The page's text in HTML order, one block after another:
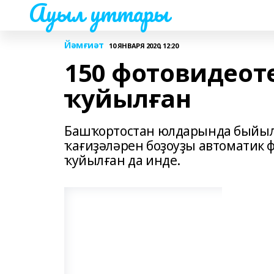
Ауыл уттары
Йәмғиәт 10 ЯНВАРЯ 2020, 12:20
150
ҡуйылған
Башҡортостан юлдарында
ҡағиҙәләрен боҙоуҙы
ҡуйылған да инде.